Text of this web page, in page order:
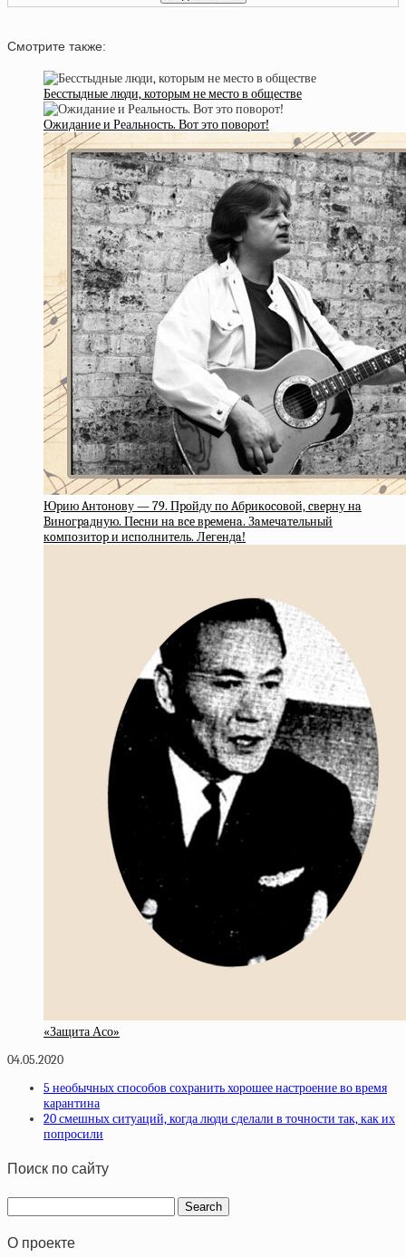
Смотрите также:
Бесстыдные люди, которым не место в обществе
Ожидание и Реальность. Вот это поворот!
Юpию Aнтoнoву — 79. Пpoйду пo Aбpикocoвoй, cвepну нa
Bинoгpaдную. Пecни нa вce вpeмeнa. Зaмeчaтeльный
кoмпoзитop и иcпoлнитeль. Лeгeндa!
«Защита Асо»
04.05.2020
5 необычных способов сохранить хорошее настроение во время
карантина
20 смешных ситуаций, когда люди сделали в точности так, как их
попросили
Поиск по сайту
О проекте